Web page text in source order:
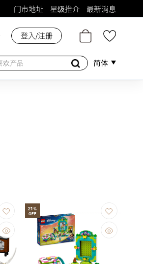
门市地址 星级推介 最新消息
个人护理 母婴护理 游戏及精品
登入/注册
简体
21%
OFF